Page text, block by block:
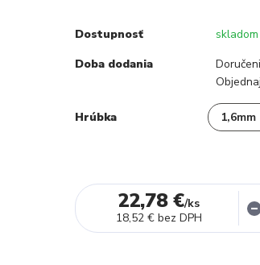
Dostupnosť
Doba dodania
Hrúbka
22,78 €/ks
18,52 € bez DPH